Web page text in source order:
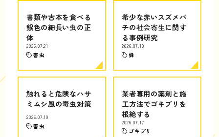
書類や古本を食べる
銀色の細長い虫の正
体
2026.07.21
害虫
希少な赤いスズメバ
チの社会寄生に関す
る事例研究
2026.07.19
蜂
触れると危険なハサ
ミムシ風の毒虫対策
2026.07.19
害虫
業者専用の薬剤と施
工方法でゴキブリを
根絶する
2026.07.17
ゴキブリ